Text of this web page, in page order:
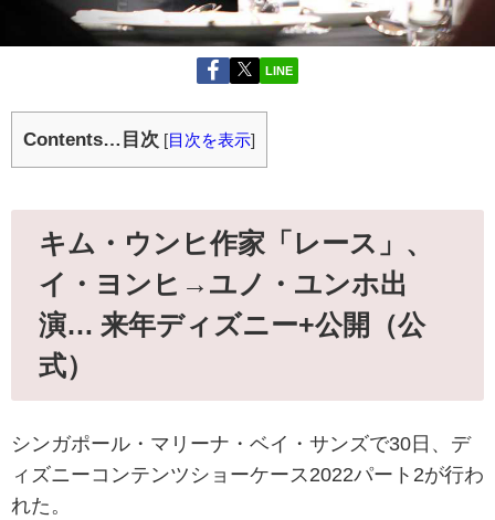
LINE
Contents…目次 [ 目次を表示]
キム・ウンヒ作家「レース」、
イ・ヨンヒ→ユノ・ユンホ出
演… 来年ディズニー+公開（公
式）
シンガポール・マリーナ・ベイ・サンズで30日、デ
ィズニーコンテンツショーケース2022パート2が行わ
れた。